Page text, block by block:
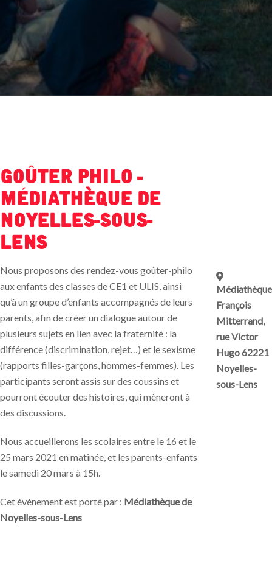
Goûter Philo -
Médiathèque de
Noyelles-sous-
Lens
Nous proposons des rendez-vous goûter-philo
aux enfants des classes de CE1 et ULIS, ainsi
qu’à un groupe d’enfants accompagnés de leurs
parents, afin de créer un dialogue autour de
plusieurs sujets en lien avec la fraternité : la
différence (discrimination, rejet…) et le sexisme
(rapports filles-garçons, hommes-femmes). Les
participants seront assis sur des coussins et
pourront écouter des histoires, qui mèneront à
des discussions.
Nous accueillerons les scolaires entre le 16 et le
25 mars 2021 en matinée, et les parents-enfants
le samedi 20 mars à 15h.
Cet événement est porté par : Médiathèque de
Noyelles-sous-Lens
Médiathèque
François
Mitterrand,
rue Victor
Hugo 62221
Noyelles-
sous-Lens